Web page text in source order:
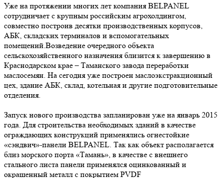
Уже на протяжении многих лет компания BELPANEL
сотрудничает с крупным российским агрохолдингом,
совместно построив десятки производственных корпусов,
АБК, складских терминалов и вспомогательных
помещений.Возведение очередного объекта
сельскохозяйственного назначения близится к завершению в
Краснодарском крае – Таманского завода переработки
маслосемян. На сегодня уже построен маслоэкстракционный
цех, здание АБК, склад, котельная и другие подготовительные
отделения.
Запуск нового производства запланирован уже на январь 2015
года. Для строительства необходимых зданий в качестве
ограждающих конструкций применялись огнестойкие
«сэндвич»-панели BELPANEL. Так как объект располагается
близ морского порта «Тамань», в качестве с внешнего
стального листа панели применялся оцинкованный и
окрашенный металл с покрытием PVDF